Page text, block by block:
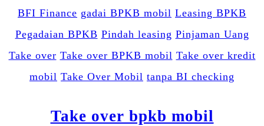
BFI Finance gadai BPKB mobil Leasing BPKB
Pegadaian BPKB Pindah leasing Pinjaman Uang
Take over Take over BPKB mobil Take over kredit
mobil Take Over Mobil tanpa BI checking
Take over bpkb mobil